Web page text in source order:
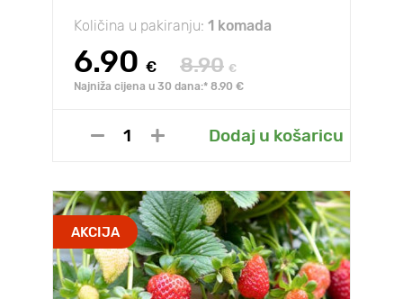
Količina u pakiranju: 1 komada
6.90 € 8.90 €
Najniža cijena u 30 dana:* 8.90 €
Dodaj u košaricu
AKCIJA